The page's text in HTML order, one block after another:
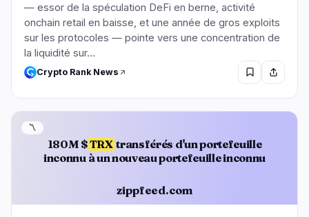
— essor de la spéculation DeFi en berne, activité
onchain retail en baisse, et une année de gros exploits
sur les protocoles — pointe vers une concentration de
la liquidité sur…
Crypto Rank News
180M $TRX transférés d'un portefeuille
inconnu à un nouveau portefeuille inconnu
zippfeed.com
〽️